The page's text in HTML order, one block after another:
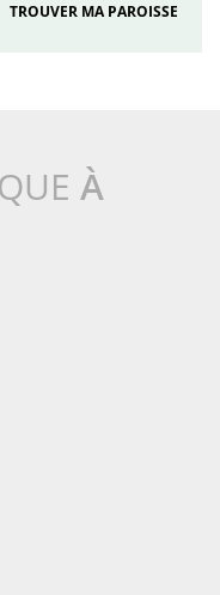
TROUVER MA PAROISSE
À